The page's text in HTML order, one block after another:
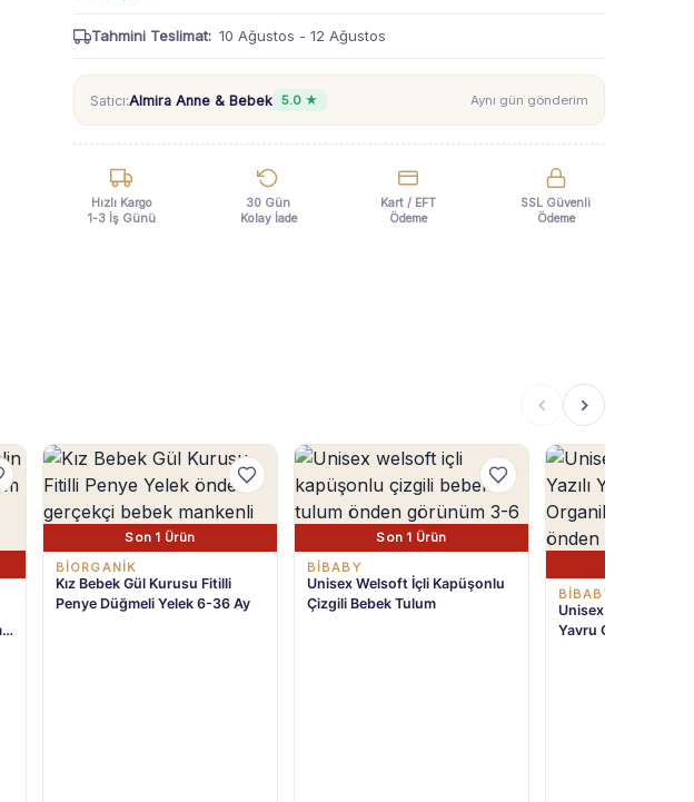
Tahmini Teslimat: 10 Ağustos - 12 Ağustos
Satıcı:Almira Anne & Bebek 5.0 ★ Aynı gün gönderim
Hızlı Kargo
1-3 İş Günü
30 Gün
Kolay İade
Kart / EFT
Ödeme
SSL Güvenli
Ödeme
Son 1 Ürün
BIORGANIK
Kız Bebek Gül Kurusu Fitilli
Penye Düğmeli Yelek 6-36 Ay
Son 1 Ürün
BIBABY
Unisex Welsoft İçli Kapüşonlu
Çizgili Bebek Tulum
BIBABY
Unisex Bebek Little
Yavru Ceylan